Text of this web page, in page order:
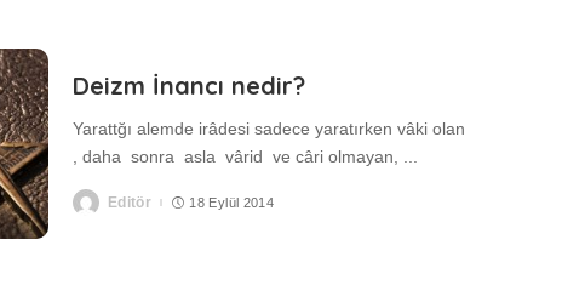
Deizm İnancı nedir?
Yarattğı alemde irâdesi sadece yaratırken vâki olan
, daha sonra asla vârid ve câri olmayan, ...
PostedEditör 18 Eylül 2014